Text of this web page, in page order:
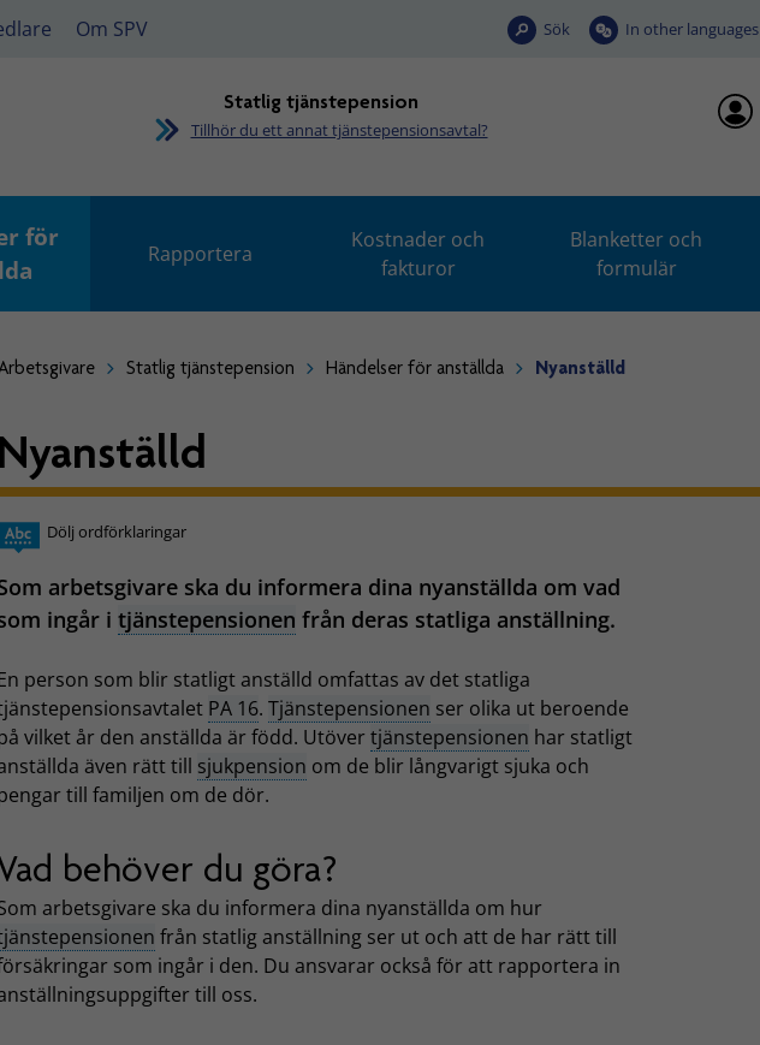
Om SPV Sök In other languages
Statlig tjänstepension
Tillhör du ett annat tjänstepensionsavtal?
för
Rapportera
Kostnader och
fakturor
Blanketter och
formulär
Statlig tjänstepension Händelser för anställda Nyanställd
Nyanställd
Dölj ordförklaringar
arbetsgivare ska du informera dina nyanställda om vad
ingår i tjänstepensionen från deras statliga anställning.
person som blir statligt anställd omfattas av det statliga
PA 16. Tjänstepensionen ser olika ut beroende
vilket år den anställda är född. Utöver tjänstepensionen har statligt
även rätt till sjukpension om de blir långvarigt sjuka och
till familjen om de dör.
behöver du göra?
arbetsgivare ska du informera dina nyanställda om hur
från statlig anställning ser ut och att de har rätt till
som ingår i den. Du ansvarar också för att rapportera in
till oss.